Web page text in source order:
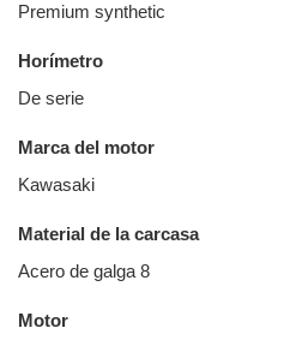
Premium synthetic
Horímetro
De serie
Marca del motor
Kawasaki
Material de la carcasa
Acero de galga 8
Motor